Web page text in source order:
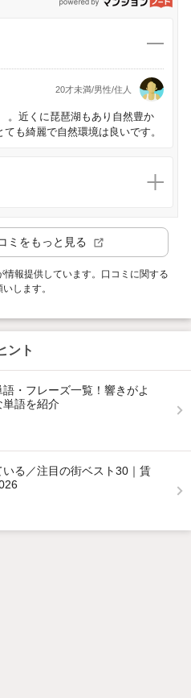
20才未満/男性/住人
。近くに琵琶湖もあり自然豊か
も綺麗で自然環境は良いです。
ミをもっと見る
情報提供しています。口コミに関する
します。
ント
・フレーズ一覧！響きがよ
単語を紹介
いる／注目の街ベスト30｜賃